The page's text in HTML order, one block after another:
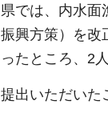
県では、内水面
振興方策）を改
ったところ、2
提出いただいた